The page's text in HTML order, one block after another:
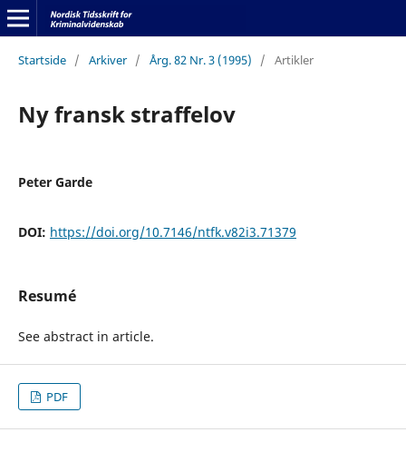
Startside / Arkiver / Årg. 82 Nr. 3 (1995) / Artikler
Ny fransk straffelov
Peter Garde
DOI: https://doi.org/10.7146/ntfk.v82i3.71379
Resumé
See abstract in article.
PDF